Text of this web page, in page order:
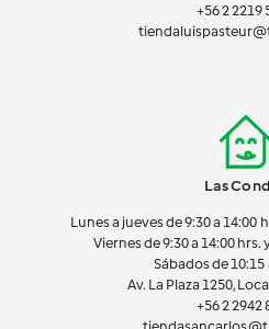
+56 2 2219
Las
Lunes a jueves de 9:30 a 14:00
Viernes de 9:30 a 14:00 hrs.
Sábados de 10:15
Av. La Plaza 1250,
+56 2 2942